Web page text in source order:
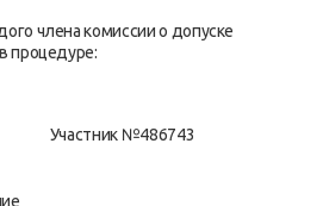
члена комиссии о допуске
процедуре:
Участник №486743